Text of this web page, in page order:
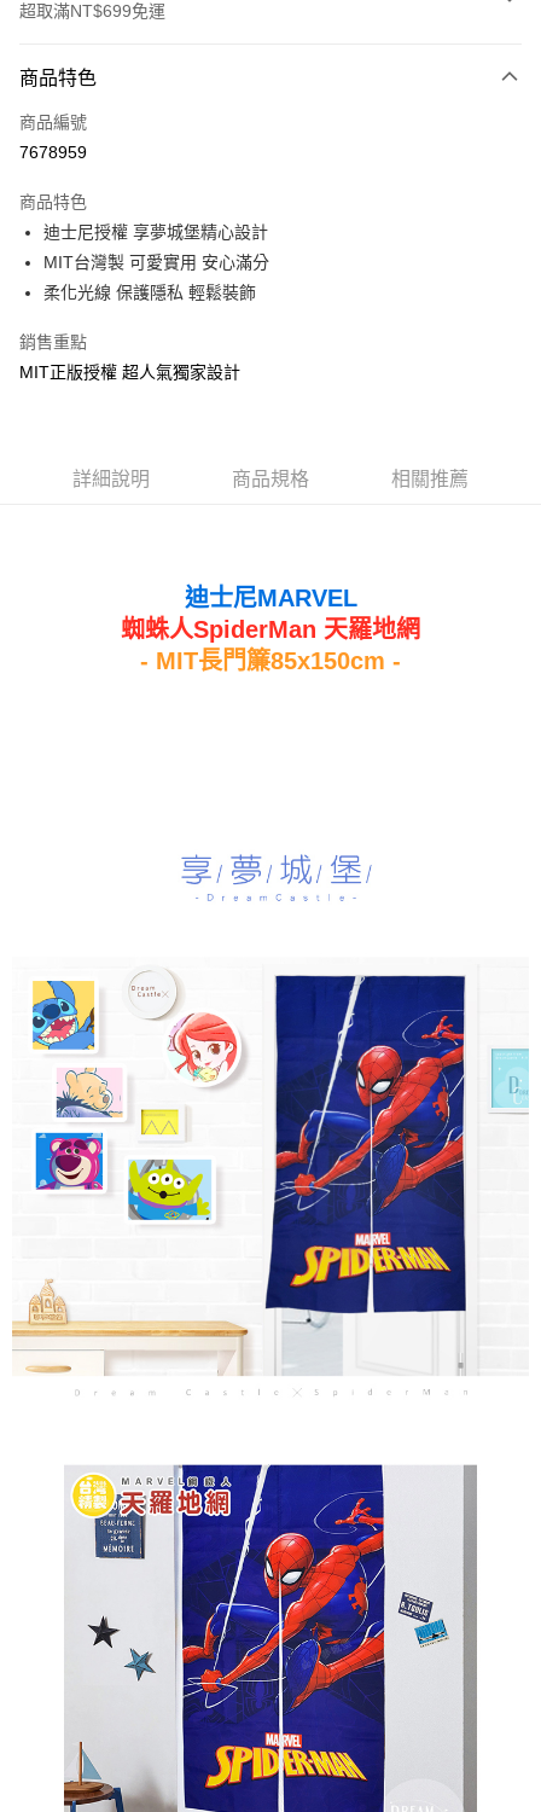
超取滿NT$699免運
信用卡一次付款
超商取貨付款
Apple Pay
街口支付
Google Pay
每筆NT$60，滿NT$699(含以上)免運費
商品特色
商品編號
7678959
商品特色
迪士尼授權 享夢城堡精心設計
MIT台灣製 可愛實用 安心滿分
柔化光線 保護隱私 輕鬆裝飾
銷售重點
MIT正版授權 超人氣獨家設計
詳細說明 商品規格 相關推薦
迪士尼MARVEL
蜘蛛人SpiderMan 天羅地網
- MIT長門簾85x150cm -